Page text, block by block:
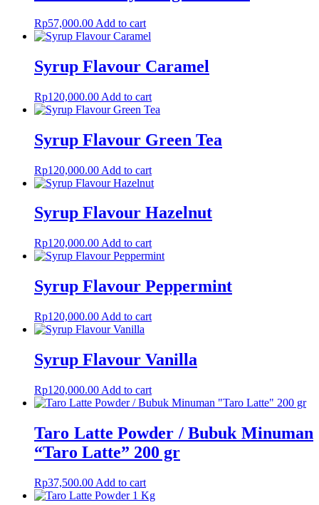
Rp57,000.00 Add to cart
Syrup Flavour Caramel
Rp120,000.00 Add to cart
Syrup Flavour Green Tea
Rp120,000.00 Add to cart
Syrup Flavour Hazelnut
Rp120,000.00 Add to cart
Syrup Flavour Peppermint
Rp120,000.00 Add to cart
Syrup Flavour Vanilla
Rp120,000.00 Add to cart
Taro Latte Powder / Bubuk Minuman
“Taro Latte” 200 gr
Rp37,500.00 Add to cart